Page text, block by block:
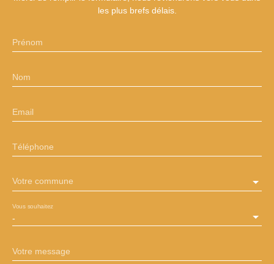
les plus brefs délais.
Prénom
Nom
Email
Téléphone
Votre commune
-
Vous souhaitez
Votre message